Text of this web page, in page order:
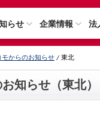
らせ 企業情報 法
モからのお知らせ 東北
知らせ（東北）